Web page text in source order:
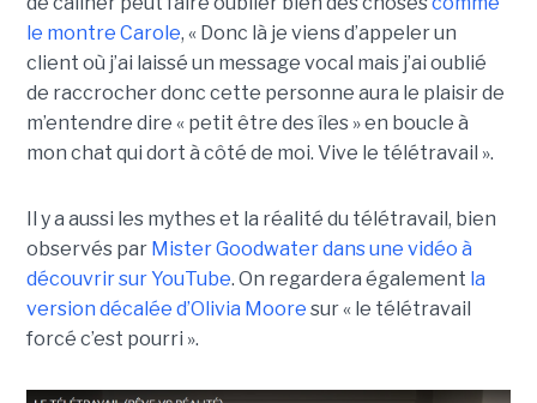
le montre Carole, « Donc là je viens d’appeler un
client où j’ai laissé un message vocal mais j’ai oublié
de raccrocher donc cette personne aura le plaisir de
m’entendre dire « petit être des îles » en boucle à
mon chat qui dort à côté de moi. Vive le télétravail ».
Il y a aussi les mythes et la réalité du télétravail, bien
observés par Mister Goodwater dans une vidéo à
découvrir sur YouTube. On regardera également la
version décalée d’Olivia Moore sur « le télétravail
forcé c’est pourri ».